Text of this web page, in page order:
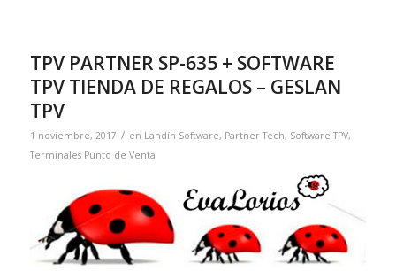
TPV PARTNER SP-635 + SOFTWARE
TPV TIENDA DE REGALOS – GESLAN
TPV
1 noviembre, 2017 / en Landín Software, Partner Tech, Software TPV,
Terminales Punto de Venta